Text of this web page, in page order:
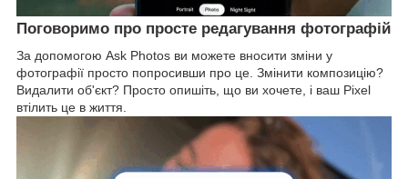
Поговоримо про просте редагування фотографій
За допомогою Ask Photos ви можете вносити зміни у
фотографії просто попросивши про це. Змінити композицію?
Видалити об'єкт? Просто опишіть, що ви хочете, і ваш Pixel
втілить це в життя.